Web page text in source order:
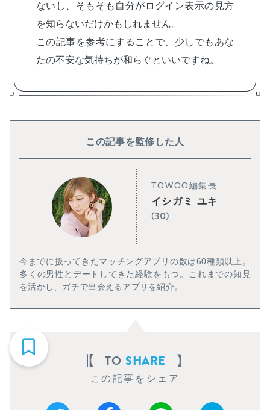
ないし、そもそも自分がログイン表示の見方
を知らないだけかもしれません。
この記事を参考にすることで、少しでもあな
たの不安な気持ちが和らぐといいですね。
この記事を監修した人
TOWOO編集長
イシガミ ユキ
(30)
今までに扱ってきたマッチングアプリの数は60種類以上。
多くの男性とデートしてきた経験をもつ。これまでの知見
を活かし、ガチで出会えるアプリを紹介。
TO SHARE
この記事をシェア